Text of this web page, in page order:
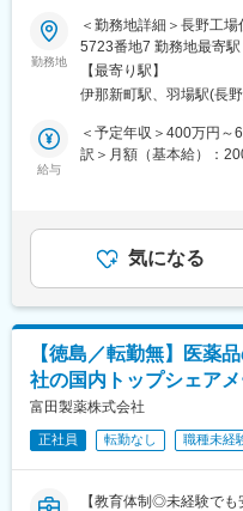
いただけます。
〇配属後の専門研修
・製剤技術・品質管理
・GMP・法規制・品質
■キャリアイメージ
1年目：担当工程の操作
として、現場の品質担
その後のキャリア：リ
職」への道はもちろん
志向に合わせたキャリ
■当社／本ポジションの
『挑戦と成長を歓迎する
当社では「製薬は未知へ
を持って行動する姿勢
気軽に相談しやすい雰囲
違い、若手であっても
がら成長していくこと
＼この求人の“ポイント”
・ロート製薬グループの
場
・未経験から医薬品製造
・年間休日125日で働き
■業務内容
個人の挑戦意欲を積極
として期待しています
ットーに、何事にも前
・目薬の充填
機械を使って、薬液を
必要があるため、手順
す。
・資材の準備
外部からクリーンルー
手順に従って消毒します
勤務地
＜勤務地詳細＞長野工
5723番地7 勤務地最寄
煙対策：屋内全面禁煙
【最寄り駅】
伊那新町駅、羽場駅(長
給与
＜予定年収＞400万円～
訳＞月額（基本給）：
夜勤手当・各種手当・
（昨年実績年間4か月）
630万円賃金はあくまで
する可能性があります
気になる
【徳島／転勤無】医薬
社の国内トップシェア
富田製薬株式会社
正社員 転勤なし 職種未経
【教育体制◎未経験で